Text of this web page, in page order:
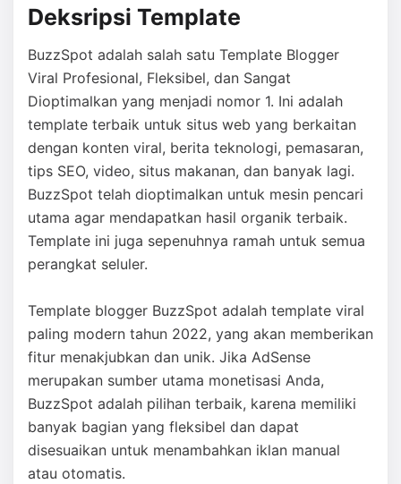
Deksripsi Template
BuzzSpot adalah salah satu Template Blogger
Viral Profesional, Fleksibel, dan Sangat
Dioptimalkan yang menjadi nomor 1. Ini adalah
template terbaik untuk situs web yang berkaitan
dengan konten viral, berita teknologi, pemasaran,
tips SEO, video, situs makanan, dan banyak lagi.
BuzzSpot telah dioptimalkan untuk mesin pencari
utama agar mendapatkan hasil organik terbaik.
Template ini juga sepenuhnya ramah untuk semua
perangkat seluler.
Template blogger BuzzSpot adalah template viral
paling modern tahun 2022, yang akan memberikan
fitur menakjubkan dan unik. Jika AdSense
merupakan sumber utama monetisasi Anda,
BuzzSpot adalah pilihan terbaik, karena memiliki
banyak bagian yang fleksibel dan dapat
disesuaikan untuk menambahkan iklan manual
atau otomatis.